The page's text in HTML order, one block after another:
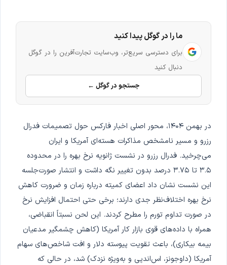
ما را در گوگل پیدا کنید
برای دسترسی سریع‌تر، وب‌سایت تجارت‌آفرین را در گوگل
دنبال کنید
جستجو در گوگل ←
در بهمن ۱۴۰۴، محور اصلی اخبار فارکس حول تصمیمات فدرال
رزرو و مسیر نامشخص مذاکرات هسته‌ای آمریکا و ایران
می‌چرخید. فدرال رزرو در نشست ژانویه نرخ بهره را در محدوده
۳.۵ تا ۳.۷۵ درصد بدون تغییر نگه داشت و انتشار صورت‌جلسه
این نشست نشان داد اعضای کمیته درباره زمان و ضرورت کاهش
نرخ بهره اختلاف‌نظر جدی دارند؛ برخی حتی احتمال افزایش نرخ
در صورت تداوم تورم را مطرح کردند. این لحن نسبتاً انقباضی،
همراه با داده‌های قوی بازار کار آمریکا (کاهش چشمگیر مدعیان
بیمه بیکاری)، باعث تقویت پیوسته دلار و افت شاخص‌های سهام
آمریکا (داوجونز، اس‌اندپی و به‌ویژه نزدک) شد، در حالی که